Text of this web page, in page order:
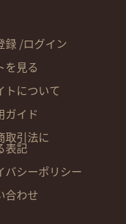
録 /ログイン
を見る
トについて
ガイド
取引法に
表記
バシーポリシー
合わせ